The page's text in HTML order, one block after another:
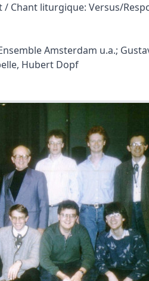
Chant liturgique: Versus/
Amsterdam u.a.;
Hubert Dopf